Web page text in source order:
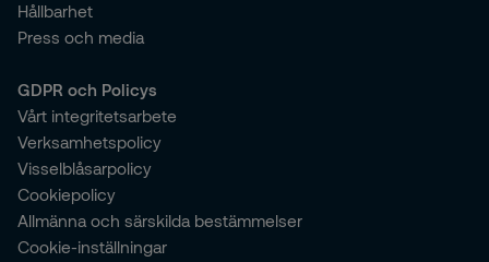
Hållbarhet
Press och media
GDPR och Policys
Vårt integritetsarbete
Verksamhetspolicy
Visselblåsarpolicy
Cookiepolicy
Allmänna och särskilda bestämmelser
Cookie-inställningar